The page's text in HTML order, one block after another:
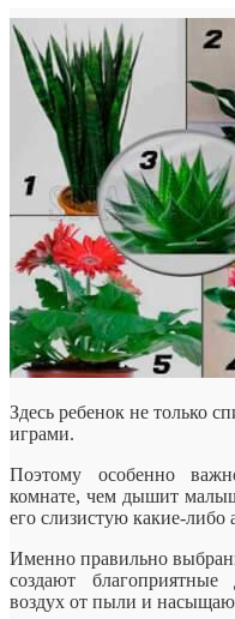
Здесь ребенок не только
играми.
Поэтому особенно
комнате, чем дышит
его слизистую какие-либо
Именно правильно
создают
воздух от пыли и